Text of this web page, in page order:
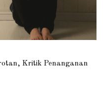
Kritik Penanganan